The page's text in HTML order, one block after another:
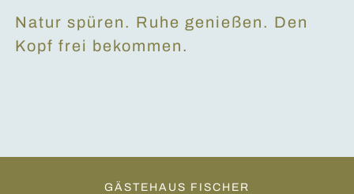
Natur spüren. Ruhe genießen. Den
Kopf frei bekommen.
GÄSTEHAUS FISCHER